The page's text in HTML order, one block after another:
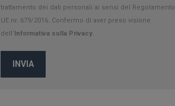
trattamento dei dati personali ai sensi del Regolamento
UE nr. 679/2016. Confermo di aver preso visione
dell’Informativa sulla Privacy.
INVIA